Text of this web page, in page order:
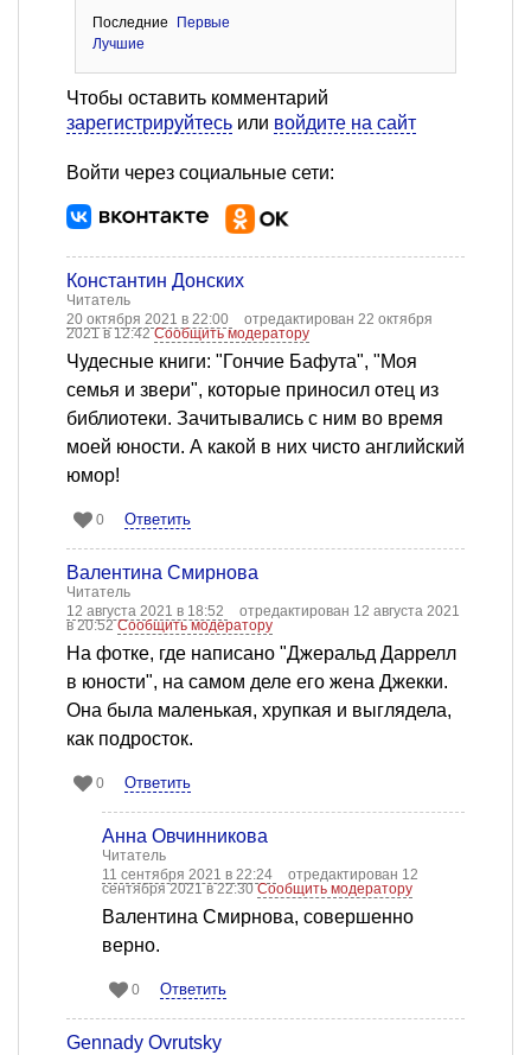
Последние
Первые
Лучшие
Чтобы оставить комментарий
зарегистрируйтесь или войдите на сайт
Войти через социальные сети:
Константин Донских
Читатель
20 октября 2021 в 22:00
отредактирован 22 октября
2021 в 12:42Сообщить модератору
Чудесные книги: "Гончие Бафута", "Моя
семья и звери", которые приносил отец из
библиотеки. Зачитывались с ним во время
моей юности. А какой в них чисто английский
юмор!
0 Ответить
Валентина Смирнова
Читатель
12 августа 2021 в 18:52
отредактирован 12 августа 2021
в 20:52Сообщить модератору
На фотке, где написано "Джеральд Даррелл
в юности", на самом деле его жена Джекки.
Она была маленькая, хрупкая и выглядела,
как подросток.
0 Ответить
Анна Овчинникова
Читатель
11 сентября 2021 в 22:24
отредактирован 12
сентября 2021 в 22:30Сообщить модератору
Валентина Смирнова, совершенно
верно.
0 Ответить
Gennady Ovrutsky